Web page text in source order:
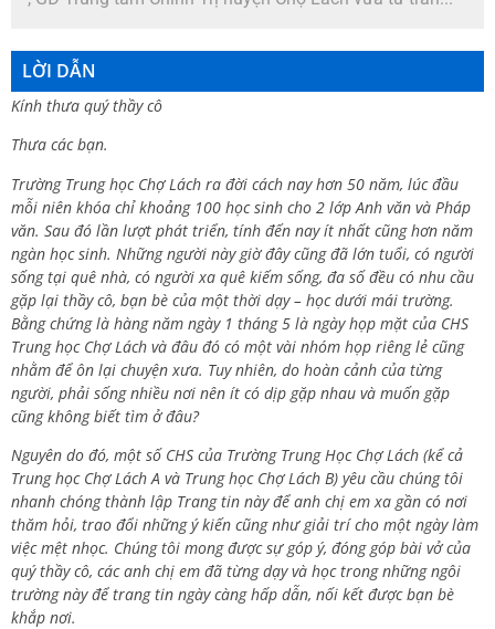
LỜI DẪN
Kính thưa quý thầy cô
Thưa các bạn.
Trường Trung học Chợ Lách ra đời cách nay hơn 50 năm, lúc đầu
mỗi niên khóa chỉ khoảng 100 học sinh cho 2 lớp Anh văn và Pháp
văn. Sau đó lần lượt phát triển, tính đến nay ít nhất cũng hơn năm
ngàn học sinh. Những người này giờ đây cũng đã lớn tuổi, có người
sống tại quê nhà, có người xa quê kiếm sống, đa số đều có nhu cầu
gặp lại thầy cô, bạn bè của một thời dạy – học dưới mái trường.
Bằng chứng là hàng năm ngày 1 tháng 5 là ngày họp mặt của CHS
Trung học Chợ Lách và đâu đó có một vài nhóm họp riêng lẻ cũng
nhằm để ôn lại chuyện xưa. Tuy nhiên, do hoàn cảnh của từng
người, phải sống nhiều nơi nên ít có dịp gặp nhau và muốn gặp
cũng không biết tìm ở đâu?
Nguyên do đó, một số CHS của Trường Trung Học Chợ Lách (kể cả
Trung học Chợ Lách A và Trung học Chợ Lách B) yêu cầu chúng tôi
nhanh chóng thành lập Trang tin này để anh chị em xa gần có nơi
thăm hỏi, trao đổi những ý kiến cũng như giải trí cho một ngày làm
việc mệt nhọc. Chúng tôi mong được sự góp ý, đóng góp bài vở của
quý thầy cô, các anh chị em đã từng dạy và học trong những ngôi
trường này để trang tin ngày càng hấp dẫn, nối kết được bạn bè
khắp nơi.